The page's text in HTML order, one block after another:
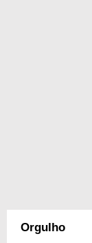
Orgulho